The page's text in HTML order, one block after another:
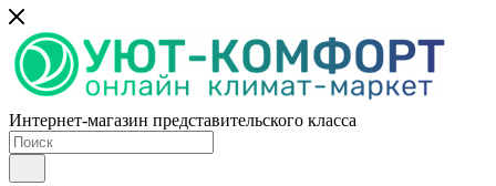
Интернет-магазин представительского класса